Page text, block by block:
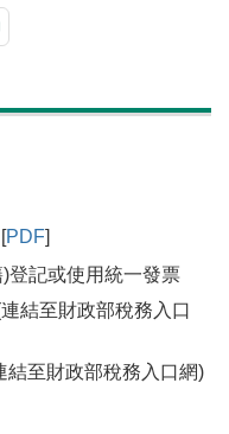
PDF]
登記或使用統一發票
結至財政部稅務入口
結至財政部稅務入口網)